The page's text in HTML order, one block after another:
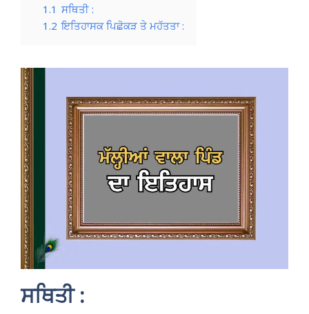
1.1 ਸਥਿਤੀ :
1.2 ਇਤਿਹਾਸਕ ਪਿਛੋਕੜ ਤੇ ਮਹੱਤਤਾ :
ਸਥਿਤੀ :